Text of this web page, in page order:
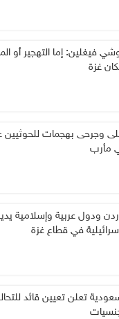
فيغلين: إما التهجير أو
غزة
وجرحى بهجمات
مأرب
ودول عربية وإسلامية
في قطاع غزة
تعلن تعيين قائد